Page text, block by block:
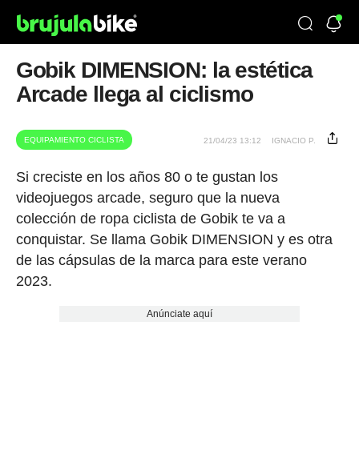
Gobik DIMENSION: la estética
Arcade llega al ciclismo
EQUIPAMIENTO CICLISTA 21/04/23 13:12 IGNACIO P.
Si creciste en los años 80 o te gustan los
videojuegos arcade, seguro que la nueva
colección de ropa ciclista de Gobik te va a
conquistar. Se llama Gobik DIMENSION y es otra
de las cápsulas de la marca para este verano
2023.
Anúnciate aquí